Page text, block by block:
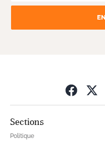
Sections
Politique